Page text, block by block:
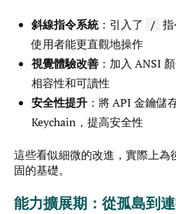
斜線指令系統：引入了 /
使用者能更直觀地操作
視覺體驗改善 ：加入 ANSI
相容性和可讀性
安全性提升 ：將 API 金鑰儲
Keychain，提高安全性
這些看似細微的改進，實際上為
固的基礎。
能力擴展期：從孤島到